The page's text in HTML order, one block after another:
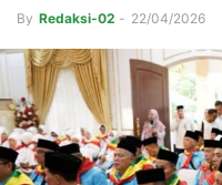
By Redaksi-02 - 22/04/2026